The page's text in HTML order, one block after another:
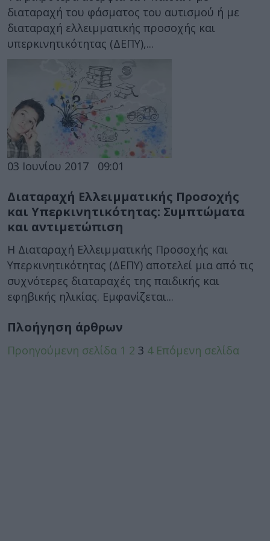
διαταραχή του φάσματος του αυτισμού ή με
διαταραχή ελλειμματικής προσοχής και
υπερκινητικότητας (ΔΕΠΥ),...
03 Ιουνίου 2017 09:01
Διαταραχή Ελλειμματικής Προσοχής
και Υπερκινητικότητας: Συμπτώματα
και αντιμετώπιση
Η Διαταραχή Ελλειμματικής Προσοχής και
Υπερκινητικότητας (ΔΕΠΥ) αποτελεί μια από τις
συχνότερες διαταραχές της παιδικής και
εφηβικής ηλικίας. Εμφανίζεται...
Πλοήγηση άρθρων
Προηγούμενη σελίδα 1 2 3 4 Επόμενη σελίδα